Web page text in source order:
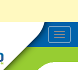
T
o